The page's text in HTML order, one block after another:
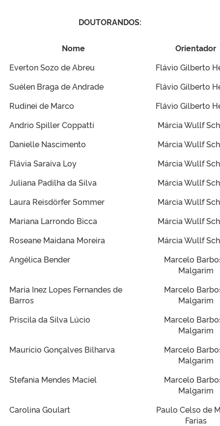
DOUTORANDOS:
Nome
Orientador
Everton Sozo de Abreu
Flávio Gilberto
Suélen Braga de Andrade
Flávio Gilberto
Rudinei de Marco
Flávio Gilberto
Andrio Spiller Coppatti
Márcia Wullf
Danielle Nascimento
Márcia Wullf
Flávia Saraiva Loy
Márcia Wullf
Juliana Padilha da Silva
Márcia Wullf
Laura Reisdörfer Sommer
Márcia Wullf
Mariana Larrondo Bicca
Márcia Wullf
Roseane Maidana Moreira
Márcia Wullf
Angélica Bender
Marcelo
Malgarim
Maria Inez Lopes Fernandes de
Barros
Marcelo
Malgarim
Priscila da Silva Lúcio
Marcelo
Malgarim
Maurício Gonçalves Bilharva
Marcelo
Malgarim
Stefania Mendes Maciel
Marcelo
Malgarim
Carolina Goulart
Paulo Celso de
Farias